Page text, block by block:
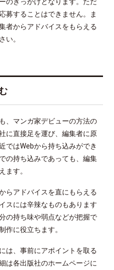
のきっかけとなります。ただ
募することはできません。ま
者からアドバイスをもらえる
い。
、マンガ家デビューの方法の
に直接足を運び、編集者に原
ではWebから持ち込みができ
の持ち込みであっても、編集
ます。
らアドバイスを直にもらえる
スには辛辣なものもあります
の持ち味や弱点などが把握で
作に役立ちます。
は、事前にアポイントを取る
は各出版社のホームページに